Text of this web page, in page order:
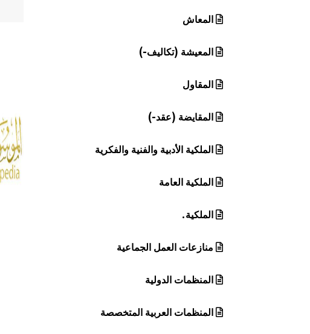
المعاش
المعيشة (تكاليف-)
المقاول
المقايضة (عقد-)
الملكية الأدبية والفنية والفكرية
الملكية العامة
الملكية.
منازعات العمل الجماعية
المنظمات الدولية
المنظمات العربية المتخصصة